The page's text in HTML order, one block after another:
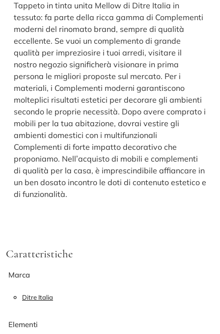
Tappeto in tinta unita Mellow di Ditre Italia in
tessuto: fa parte della ricca gamma di Complementi
moderni del rinomato brand, sempre di qualità
eccellente. Se vuoi un complemento di grande
qualità per impreziosire i tuoi arredi, visitare il
nostro negozio significherà visionare in prima
persona le migliori proposte sul mercato. Per i
materiali, i Complementi moderni garantiscono
molteplici risultati estetici per decorare gli ambienti
secondo le proprie necessità. Dopo avere comprato i
mobili per la tua abitazione, dovrai vestire gli
ambienti domestici con i multifunzionali
Complementi di forte impatto decorativo che
proponiamo. Nell’acquisto di mobili e complementi
di qualità per la casa, è imprescindibile affiancare in
un ben dosato incontro le doti di contenuto estetico e
di funzionalità.
Caratteristiche
Marca
Ditre Italia
Elementi